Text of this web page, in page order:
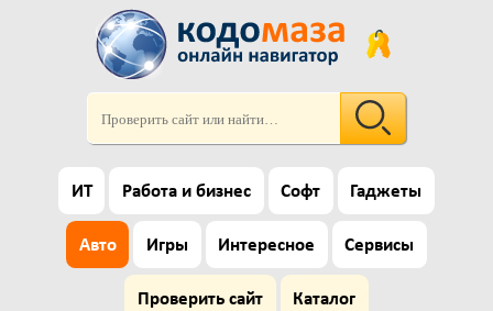
ИТ Работа и бизнес Софт Гаджеты
Авто Игры Интересное Сервисы
Проверить сайт Каталог